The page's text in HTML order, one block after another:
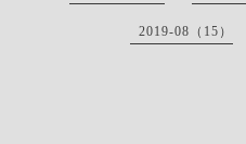
2019-08（15）